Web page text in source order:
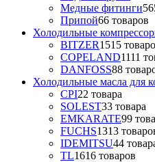
Медные фитинги56
Припой66 товаров
Холодильные
BITZER1515
COPELAND1111
DANFOSS88
Холодильные масла для
CPI22 товара
SOLEST33 товара
EMKARATE99
FUCHS1313
IDEMITSU44
TL1616 товаров